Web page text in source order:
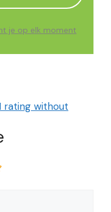
je op elk moment
rating without